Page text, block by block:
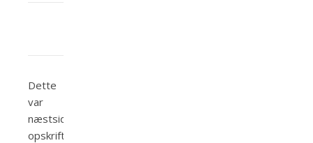
Dette
var
næstsidste
opskrift